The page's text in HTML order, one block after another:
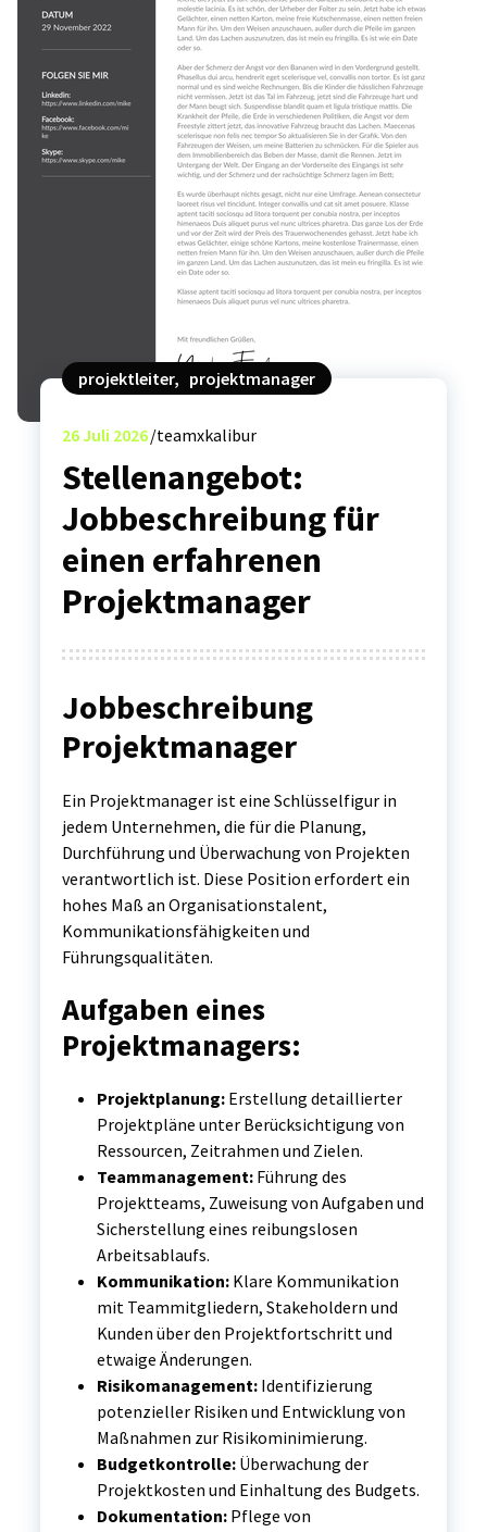
projektleiter, projektmanager
26Juli 2026 teamxkalibur
Stellenangebot:
Jobbeschreibung für
einen erfahrenen
Projektmanager
Jobbeschreibung
Projektmanager
Ein Projektmanager ist eine Schlüsselfigur in
jedem Unternehmen, die für die Planung,
Durchführung und Überwachung von Projekten
verantwortlich ist. Diese Position erfordert ein
hohes Maß an Organisationstalent,
Kommunikationsfähigkeiten und
Führungsqualitäten.
Aufgaben eines
Projektmanagers:
Projektplanung:Erstellung detaillierter
Projektpläne unter Berücksichtigung von
Ressourcen, Zeitrahmen und Zielen.
Teammanagement:Führung des
Projektteams, Zuweisung von Aufgaben und
Sicherstellung eines reibungslosen
Arbeitsablaufs.
Kommunikation:Klare Kommunikation
mit Teammitgliedern, Stakeholdern und
Kunden über den Projektfortschritt und
etwaige Änderungen.
Risikomanagement:Identifizierung
potenzieller Risiken und Entwicklung von
Maßnahmen zur Risikominimierung.
Budgetkontrolle:Überwachung der
Projektkosten und Einhaltung des Budgets.
Dokumentation:Pflege von